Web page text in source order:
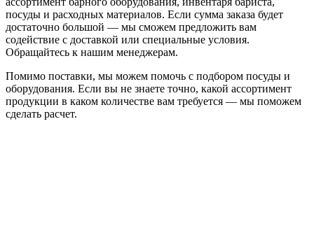
посуды и расходных материалов. Если сумма заказа будет
достаточно большой — мы сможем предложить вам
содействие с доставкой или специальные условия.
Обращайтесь к нашим менеджерам.
Помимо поставки, мы можем помочь с подбором посуды и
оборудования. Если вы не знаете точно, какой ассортимент
продукции в каком количестве вам требуется — мы поможем
сделать расчет.